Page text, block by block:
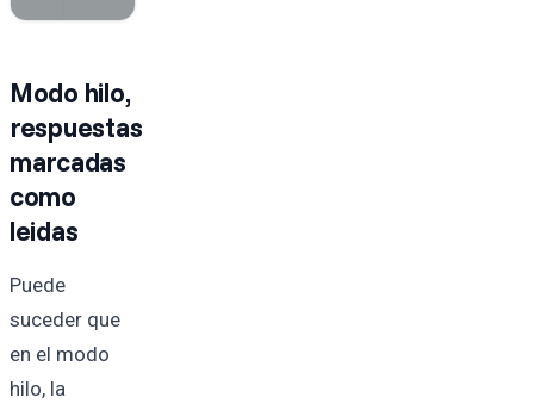
Modo hilo,
respuestas
marcadas
como
leidas
Puede
suceder que
en el modo
hilo, la